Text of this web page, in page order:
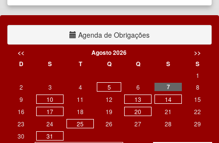
Agenda de Obrigações
<< Agosto 2026
>>
D
S T Q Q S S
1
2
3 4 5 6 7
8
9
10 11 12 13 14
15
16
17 18 19 20 21
22
23
24 25 26 27 28
29
30
31